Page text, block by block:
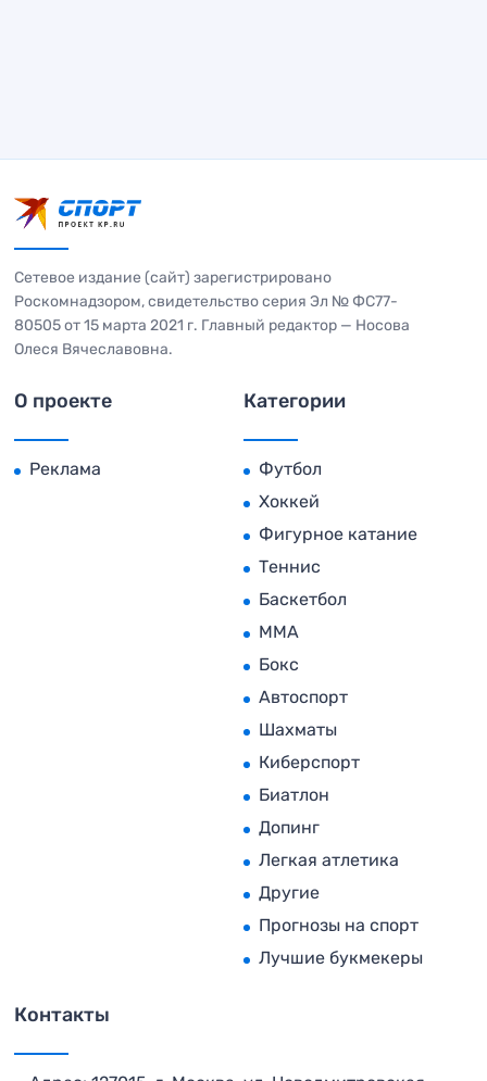
Сетевое издание (сайт) зарегистрировано
Роскомнадзором, свидетельство серия Эл № ФС77-
80505 от 15 марта 2021 г. Главный редактор — Носова
Олеся Вячеславовна.
О проекте
Реклама
Категории
Футбол
Хоккей
Фигурное катание
Теннис
Баскетбол
MMA
Бокс
Автоспорт
Шахматы
Киберспорт
Биатлон
Допинг
Легкая атлетика
Другие
Прогнозы на спорт
Лучшие букмекеры
Контакты